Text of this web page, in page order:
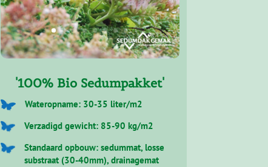
'100% Bio Sedumpakket'
Wateropname: 30-35 liter/m2
Verzadigd gewicht: 85-90 kg/m2
Standaard opbouw: sedummat, losse
substraat (30-40mm), drainagemat